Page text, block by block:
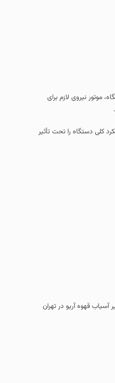
موتور نیروی لازم برای
کلی دستگاه را تحت تأثیر
آسیاب قهوه آریو در تهران